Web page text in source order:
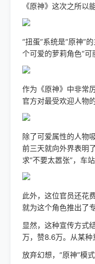
《原神》这次之所以
“扭蛋”系统是“原神”
个可爱的萝莉角色“可
作为《原神》中非常
官方对最受欢迎人物
除了可爱属性的人物
前三天就向外界表明
求“不要太嚣张”，车
此外，这位官员还花
就为这个角色推出了
显然，这种宣传方式
万，赞8.6万。从某种
放弃幻想，“原神”模